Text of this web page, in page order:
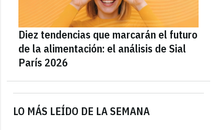
LO MÁS LEÍDO DE LA SEMANA
Diez tendencias que marcarán el futuro
de la alimentación: el análisis de Sial
París 2026